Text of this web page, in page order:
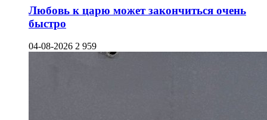
Любовь к царю может закончиться очень
быстро
04-08-2026 2 959